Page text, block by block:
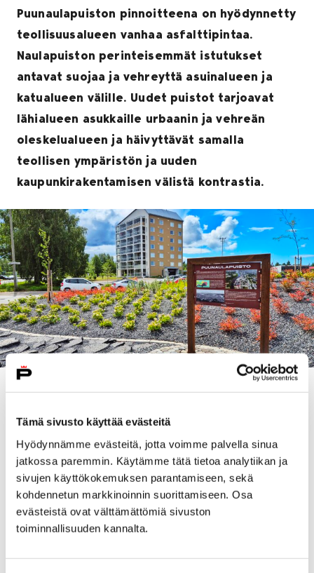
Tämä sivusto käyttää evästeitä
Hyödynnämme evästeitä, jotta voimme palvella sinua
jatkossa paremmin. Käytämme tätä tietoa analytiikan ja
sivujen käyttökokemuksen parantamiseen, sekä
kohdennetun markkinoinnin suorittamiseen. Osa
evästeistä ovat välttämättömiä sivuston
toiminnallisuuden kannalta.
Puunaulapuiston pinnoitteena on hyödynnetty
teollisuusalueen vanhaa asfalttipintaa.
Naulapuiston perinteisemmät istutukset
antavat suojaa ja vehreyttä asuinalueen ja
katualueen välille. Uudet puistot tarjoavat
lähialueen asukkaille urbaanin ja vehreän
oleskelualueen ja häivyttävät samalla
teollisen ympäristön ja uuden
kaupunkirakentamisen välistä kontrastia.
Puunaulakadun ja Puunaulapolun risteyksessä
hyödynnetty alueen vanhaa asfalttipintaa, joka on
lohkottu rikki ja aseteltu uudeksi pinnoitteeksi siten,
että erilaiset niittykasvit ja heinät pääsevät
kasvamaan suomumaisen pinnoitteen väleistä. Lisäksi
alueelle on istutettu puita, pensaita ja erilaisia
perennoja. Näkymiä voi istahtaa ihastelemaan puiston
varrelle asennetuille penkeille.